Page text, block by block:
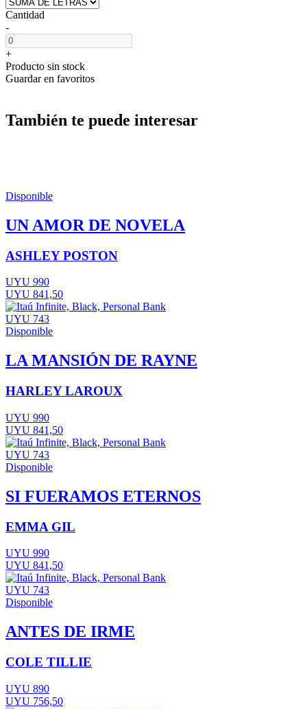
Cantidad
-
+
Producto sin stock
Guardar en favoritos
También te puede interesar
Disponible
UN AMOR DE NOVELA
ASHLEY POSTON
UYU 990
UYU 841,50
UYU 743
Disponible
LA MANSIÓN DE RAYNE
HARLEY LAROUX
UYU 990
UYU 841,50
UYU 743
Disponible
SI FUERAMOS ETERNOS
EMMA GIL
UYU 990
UYU 841,50
UYU 743
Disponible
ANTES DE IRME
COLE TILLIE
UYU 890
UYU 756,50